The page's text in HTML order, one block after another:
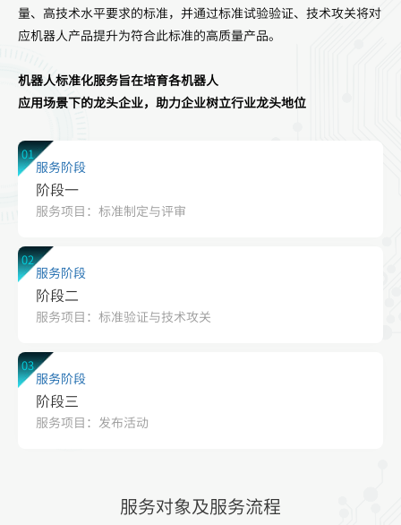
量、高技术水平要求的标准，并通过标准试验验证、技术攻关将对
应机器人产品提升为符合此标准的高质量产品。
机器人标准化服务旨在培育各机器人
应用场景下的龙头企业，助力企业树立行业龙头地位
01
服务阶段
阶段一
服务项目：标准制定与评审
02
服务阶段
阶段二
服务项目：标准验证与技术攻关
03
服务阶段
阶段三
服务项目：发布活动
服务对象及服务流程